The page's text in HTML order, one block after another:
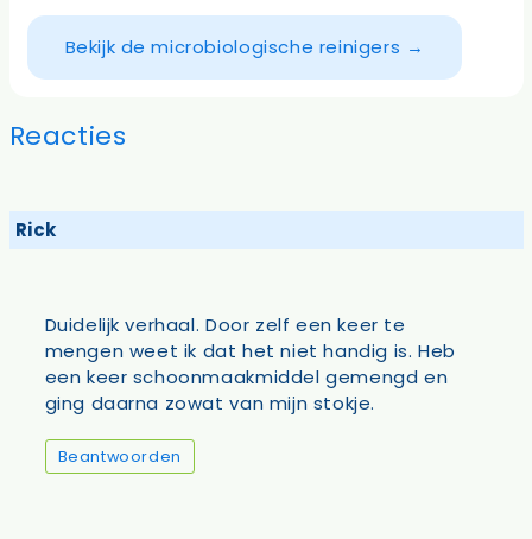
Bekijk de microbiologische reinigers →
Reacties
Rick
Duidelijk verhaal. Door zelf een keer te
mengen weet ik dat het niet handig is. Heb
een keer schoonmaakmiddel gemengd en
ging daarna zowat van mijn stokje.
Beantwoorden